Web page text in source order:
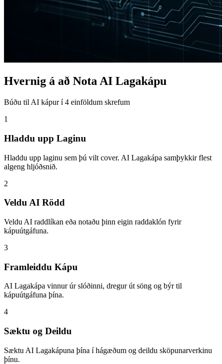
Hvernig á að Nota AI Lagakápu
Búðu til AI kápur í 4 einföldum skrefum
1
Hladdu upp Laginu
Hladdu upp laginu sem þú vilt cover. AI Lagakápa samþykkir flest
algeng hljóðsnið.
2
Veldu AI Rödd
Veldu AI raddlíkan eða notaðu þinn eigin raddaklón fyrir
kápuútgáfuna.
3
Framleiddu Kápu
AI Lagakápa vinnur úr slóðinni, dregur út söng og býr til
kápuútgáfuna þína.
4
Sæktu og Deildu
Sæktu AI Lagakápuna þína í hágæðum og deildu sköpunarverkinu
þínu.